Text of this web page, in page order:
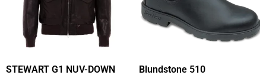
STEWART G1 NUV-DOWN
Blundstone 510